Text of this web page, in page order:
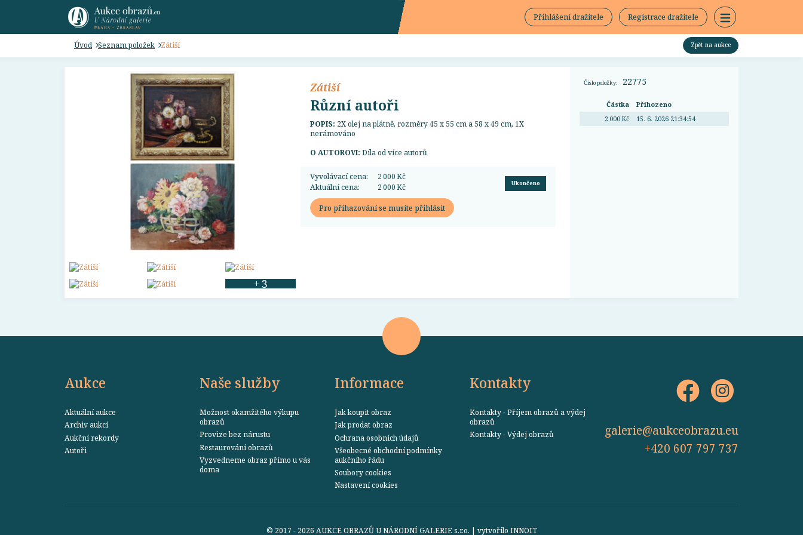
Přihlášení dražitele Registrace dražitele
Úvod Seznam položek Zátiší Zpět na aukce
+ 3
Zátiší
Různí autoři
POPIS: 2X olej na plátně, rozměry 45 x 55 cm a 58 x 49 cm, 1X
nerámováno
O AUTOROVI: Díla od více autorů
Vyvolávací cena:
2 000 Kč
Aktuální cena:
2 000 Kč Ukončeno
Pro přihazování se musíte přihlásit
Číslo položky: 22775
Částka
Přihozeno
2 000 Kč
15. 6. 2026 21:34:54
Aukce
Aktuální aukce
Archiv aukcí
Aukční rekordy
Autoři
Naše služby
Možnost okamžitého výkupu
obrazů
Provize bez nárustu
Restaurování obrazů
Vyzvedneme obraz přímo u vás
doma
Informace
Jak koupit obraz
Jak prodat obraz
Ochrana osobních údajů
Všeobecné obchodní podmínky
aukčního řádu
Soubory cookies
Nastavení cookies
Kontakty
Kontakty - Příjem obrazů a výdej
obrazů
Kontakty - Výdej obrazů
galerie@aukceobrazu.eu
+420 607 797 737
© 2017 - 2026 AUKCE OBRAZŮ U NÁRODNÍ GALERIE s.r.o. | vytvořilo INNOIT